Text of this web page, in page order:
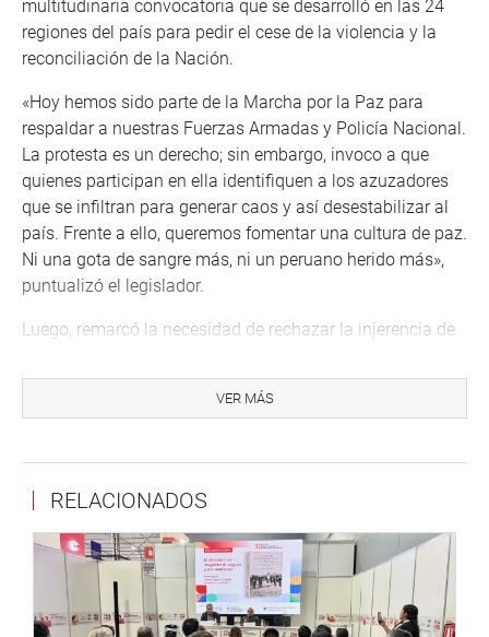
multitudinaria convocatoria que se desarrolló en las 24
regiones del país para pedir el cese de la violencia y la
reconciliación de la Nación.
«Hoy hemos sido parte de la Marcha por la Paz para
respaldar a nuestras Fuerzas Armadas y Policía Nacional.
La protesta es un derecho; sin embargo, invoco a que
quienes participan en ella identifiquen a los azuzadores
que se infiltran para generar caos y así desestabilizar al
país. Frente a ello, queremos fomentar una cultura de paz.
Ni una gota de sangre más, ni un peruano herido más»,
puntualizó el legislador.
Luego, remarcó la necesidad de rechazar la injerencia de
peruanos y la convocatoria de una asamblea
constituyente como la varita mágica a todos los
regiones del interior. En Lima partió desde el Campo de
Marte y culminó en la Plaza San Martín donde se elevó
una oración por la seguridad y el bienestar de la Nación.
Lima, 3 de enero de 2023
VER MÁS
RELACIONADOS